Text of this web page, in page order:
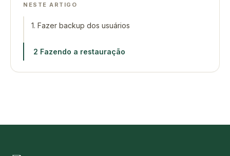
NESTE ARTIGO
1. Fazer backup dos usuários
2 Fazendo a restauração